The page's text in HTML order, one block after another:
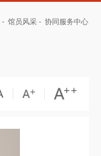
- 馆员风采 - 协同服务中心